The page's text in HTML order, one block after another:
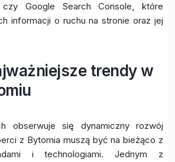
Google Search Console, które
informacji o ruchu na stronie oraz jej
trendy w
obserwuje się dynamiczny rozwój
z Bytomia muszą być na bieżąco z
i technologiami. Jednym z